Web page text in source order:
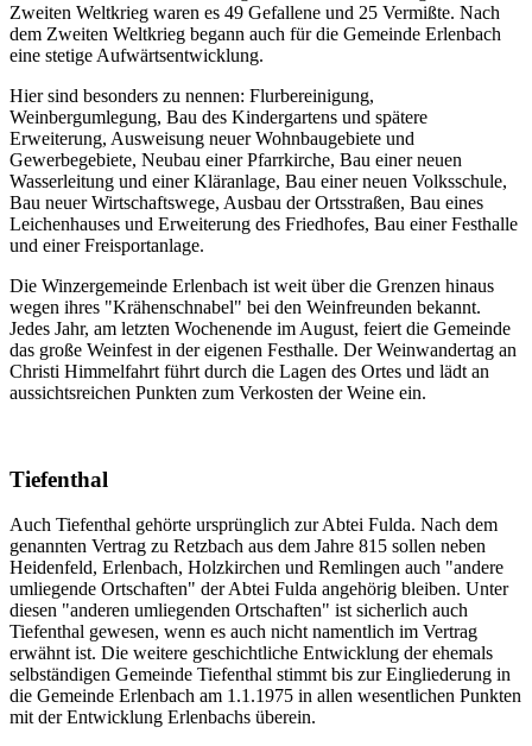
Zweiten Weltkrieg waren es 49 Gefallene und 25 Vermißte. Nach
dem Zweiten Weltkrieg begann auch für die Gemeinde Erlenbach
eine stetige Aufwärtsentwicklung.
Hier sind besonders zu nennen: Flurbereinigung,
Weinbergumlegung, Bau des Kindergartens und spätere
Erweiterung, Ausweisung neuer Wohnbaugebiete und
Gewerbegebiete, Neubau einer Pfarrkirche, Bau einer neuen
Wasserleitung und einer Kläranlage, Bau einer neuen Volksschule,
Bau neuer Wirtschaftswege, Ausbau der Ortsstraßen, Bau eines
Leichenhauses und Erweiterung des Friedhofes, Bau einer Festhalle
und einer Freisportanlage.
Die Winzergemeinde Erlenbach ist weit über die Grenzen hinaus
wegen ihres "Krähenschnabel" bei den Weinfreunden bekannt.
Jedes Jahr, am letzten Wochenende im August, feiert die Gemeinde
das große Weinfest in der eigenen Festhalle. Der Weinwandertag an
Christi Himmelfahrt führt durch die Lagen des Ortes und lädt an
aussichtsreichen Punkten zum Verkosten der Weine ein.
Tiefenthal
Auch Tiefenthal gehörte ursprünglich zur Abtei Fulda. Nach dem
genannten Vertrag zu Retzbach aus dem Jahre 815 sollen neben
Heidenfeld, Erlenbach, Holzkirchen und Remlingen auch "andere
umliegende Ortschaften" der Abtei Fulda angehörig bleiben. Unter
diesen "anderen umliegenden Ortschaften" ist sicherlich auch
Tiefenthal gewesen, wenn es auch nicht namentlich im Vertrag
erwähnt ist. Die weitere geschichtliche Entwicklung der ehemals
selbständigen Gemeinde Tiefenthal stimmt bis zur Eingliederung in
die Gemeinde Erlenbach am 1.1.1975 in allen wesentlichen Punkten
mit der Entwicklung Erlenbachs überein.